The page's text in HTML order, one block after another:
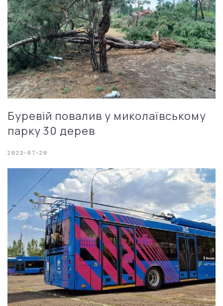
Буревій повалив у миколаївському
парку 30 дерев
2023-07-20